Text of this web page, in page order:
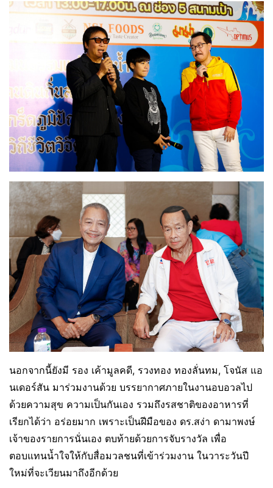
นอกจากนี้ยังมี รอง เค้ามูลคดี, รวงทอง ทองลั่นทม, โจนัส แอ
นเดอร์สัน มาร่วมงานด้วย บรรยากาศภายในงานอบอวลไป
ด้วยความสุข ความเป็นกันเอง รวมถึงรสชาติของอาหารที่
เรียกได้ว่า อร่อยมาก เพราะเป็นฝีมือของ ดร.สง่า ดามาพงษ์
เจ้าของรายการนั่นเอง ตบท้ายด้วยการจับรางวัล เพื่อ
ตอบแทนน้ำใจให้กับสื่อมวลชนที่เข้าร่วมงาน ในวาระวันปี
ใหม่ที่จะเวียนมาถึงอีกด้วย